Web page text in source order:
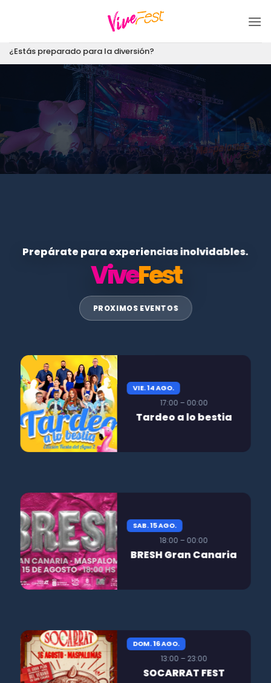
¿Estás preparado para la diversión?
Prepárate para experiencias inolvidables.
ViveFest
PROXIMOS EVENTOS
VIE. 14 AGO.
17:00 – 00:00
Tardeo a lo bestia
SAB. 15 AGO.
18:00 – 00:00
BRESH Gran Canaria
DOM. 16 AGO.
13:00 – 23:00
SOCARRAT FEST